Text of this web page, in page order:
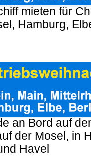
mieten für
Hamburg,
an Bord auf
der Mosel, in
Havel